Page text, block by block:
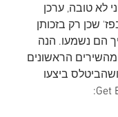
לא טובה, ערכן
שכן רק בזכותן
הם נשמעו. הנה
הראשונים
ביצעו